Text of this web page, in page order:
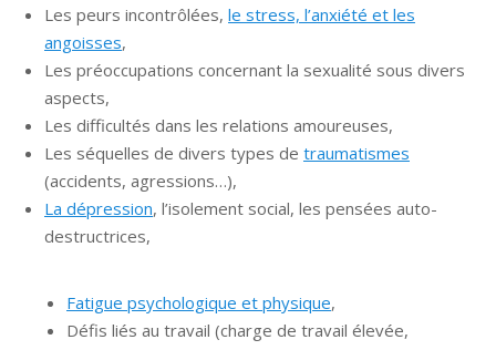
Les peurs incontrôlées, le stress, l’anxiété et les
angoisses,
Les préoccupations concernant la sexualité sous divers
aspects,
Les difficultés dans les relations amoureuses,
Les séquelles de divers types de traumatismes
(accidents, agressions…),
La dépression, l’isolement social, les pensées auto-
destructrices,
Fatigue psychologique et physique,
Défis liés au travail (charge de travail élevée,